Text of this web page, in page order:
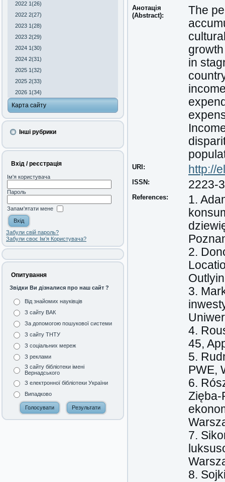
2022 1(26)
2022 2(27)
2023 1(28)
2023 2(29)
2024 1(30)
2024 2(31)
2025 1(32)
2025 2(33)
2026 1(34)
Карта сайту
Інші рубрики
Вхід / реєстрація
Ім'я користувача
Пароль
Запам'ятати мене
Забули свій пароль?
Забули своє Ім’я Користувача?
Опитування
Звідки Ви дізналися про наш сайт ?
Від знайомих науківців
З сайту ВАК
За допомогою пошукової системи
З сайту ТНТУ
З соціальних мереж
З реклами
З сайту бібліотеки імені
Вернадського
З електронної бібліотеки України
Випадково
Анотація
(Abstract):
The
in
URI: http://
ISSN: 2223-
References:
1.
2.
3.
4.
45,
5.
PWE,
6.
Zięba-
7.
8.